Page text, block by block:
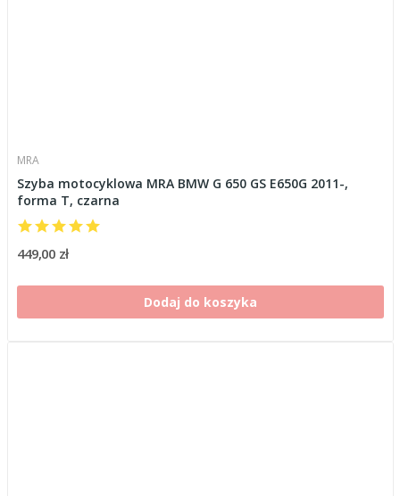
MRA
Szyba motocyklowa MRA BMW G 650 GS E650G 2011-,
forma T, czarna
449,00 zł
Dodaj do koszyka